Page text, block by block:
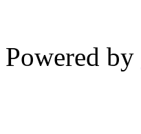
Powered by